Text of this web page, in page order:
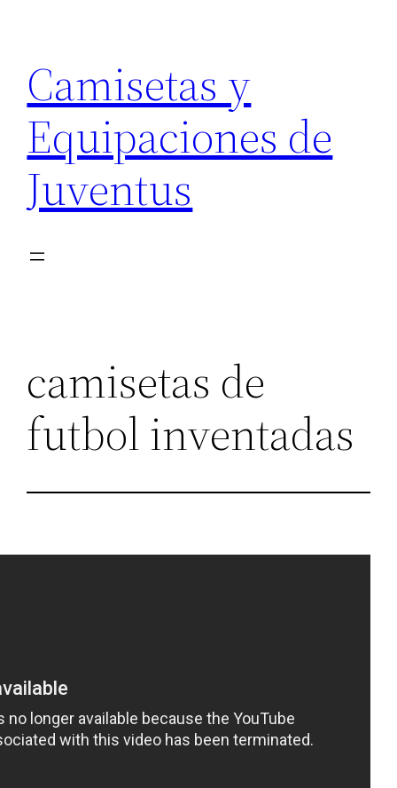
contenido
Camisetas y
Equipaciones de
Juventus
camisetas de
futbol inventadas